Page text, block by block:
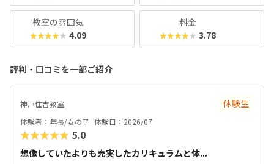
教室の雰囲気
★★★★★ 4.09
料金
★★★★★ 3.78
評判・口コミを一部ご紹介
神戸住吉教室 体験生
体験者：年長/女の子 体験日：2026/07
★★★★★ 5.0
想像していたよりも充実したカリキュラムと体...